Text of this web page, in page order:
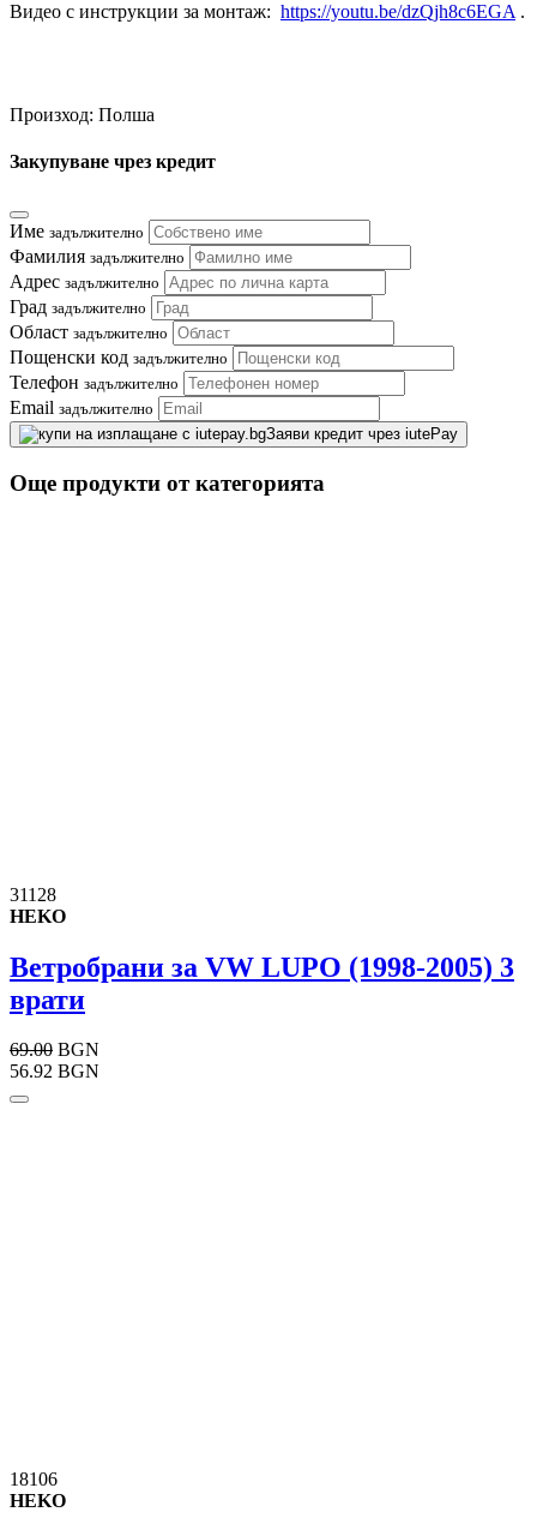
Видео с инструкции за монтаж: https://youtu.be/dzQjh8c6EGA .
Произход: Полша
Закупуване чрез кредит
Име задължително
Фамилия задължително
Адрес задължително
Град задължително
Област задължително
Пощенски код задължително
Телефон задължително
Email задължително
Заяви кредит чрез iutePay
Още продукти от категорията
31128
HEKO
Ветробрани за VW LUPO (1998-2005) 3
врати
69.00 BGN
56.92 BGN
18106
HEKO